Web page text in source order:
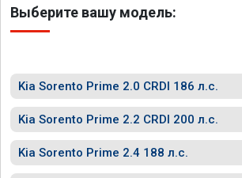
Выберите вашу модель:
Kia Sorento Prime 2.0 CRDI 186 л.с.
Kia Sorento Prime 2.2 CRDI 200 л.с.
Kia Sorento Prime 2.4 188 л.с.